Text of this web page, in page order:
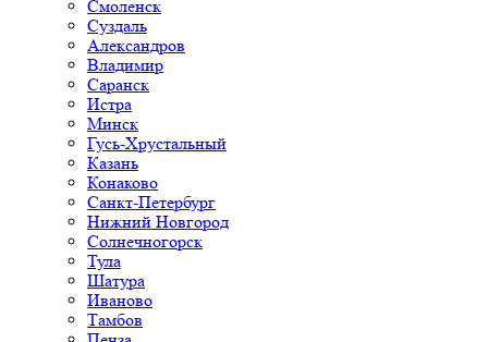
Смоленск
Суздаль
Александров
Владимир
Саранск
Истра
Минск
Гусь-Хрустальный
Казань
Конаково
Санкт-Петербург
Нижний Новгород
Солнечногорск
Тула
Шатура
Иваново
Тамбов